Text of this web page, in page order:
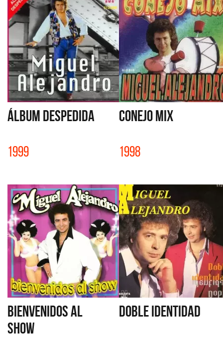
ÁLBUM DESPEDIDA
1999
CONEJO MIX
1998
BIENVENIDOS AL
SHOW
DOBLE IDENTIDAD